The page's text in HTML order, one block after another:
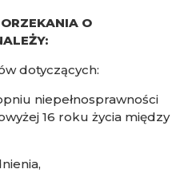
O
dotyczących:
niepełnosprawności
16 roku życia między